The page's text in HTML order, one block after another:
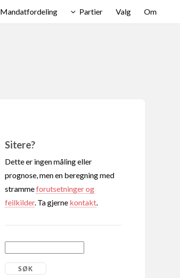
Mandatfordeling Partier Valg Om
Sitere?
Dette er ingen måling eller
prognose, men en beregning med
strammeforutsetninger og
feilkilder. Ta gjerne kontakt